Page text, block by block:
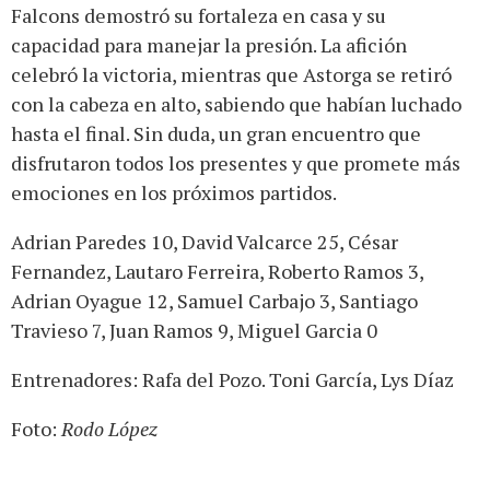
Falcons demostró su fortaleza en casa y su
capacidad para manejar la presión. La afición
celebró la victoria, mientras que Astorga se retiró
con la cabeza en alto, sabiendo que habían luchado
hasta el final. Sin duda, un gran encuentro que
disfrutaron todos los presentes y que promete más
emociones en los próximos partidos.
Adrian Paredes 10, David Valcarce 25, César
Fernandez, Lautaro Ferreira, Roberto Ramos 3,
Adrian Oyague 12, Samuel Carbajo 3, Santiago
Travieso 7, Juan Ramos 9, Miguel Garcia 0
Entrenadores: Rafa del Pozo. Toni García, Lys Díaz
Foto: Rodo López